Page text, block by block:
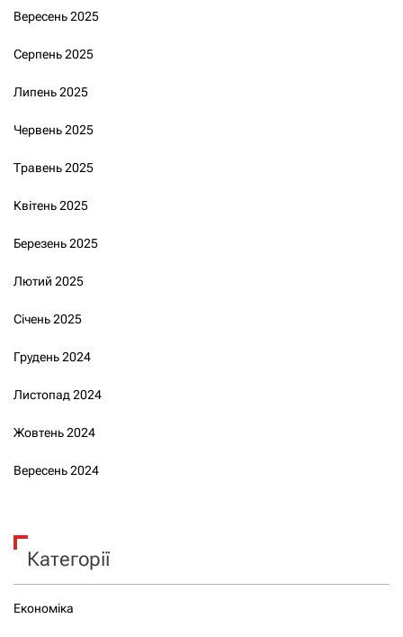
Вересень 2025
Серпень 2025
Липень 2025
Червень 2025
Травень 2025
Квітень 2025
Березень 2025
Лютий 2025
Січень 2025
Грудень 2024
Листопад 2024
Жовтень 2024
Вересень 2024
Категорії
Економіка